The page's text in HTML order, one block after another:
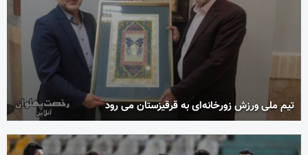
تیم ملی ورزش زورخانه‌ای به قرقیزستان می رود